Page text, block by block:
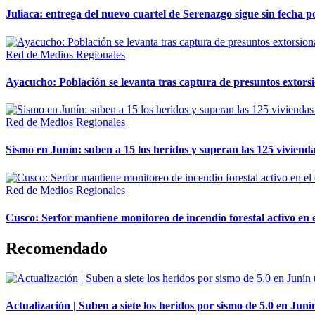
Juliaca: entrega del nuevo cuartel de Serenazgo sigue sin fecha
Red de Medios Regionales
Ayacucho: Población se levanta tras captura de presuntos
Red de Medios Regionales
Sismo en Junín: suben a 15 los heridos y superan las 125
Red de Medios Regionales
Cusco: Serfor mantiene monitoreo de incendio forestal activo
Recomendado
Actualización | Suben a siete los heridos por sismo de 5.0 en